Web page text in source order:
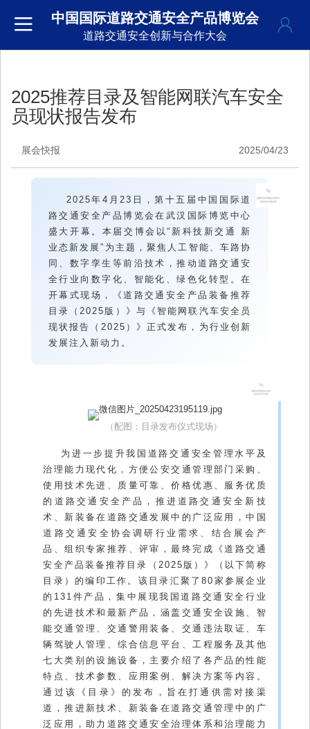
中国国际道路交通安全产品博览会
道路交通安全创新与合作大会
2025推荐目录及智能网联汽车安全
员现状报告发布
展会快报 2025/04/23
2025年4月23日，第十五届中国国际道
路交通安全产品博览会在武汉国际博览中心
盛大开幕。本届交博会以“新科技新交通 新
业态新发展”为主题，聚焦人工智能、车路协
同、数字孪生等前沿技术，推动道路交通安
全行业向数字化、智能化、绿色化转型。在
开幕式现场，《道路交通安全产品装备推荐
目录（2025版）》与《智能网联汽车安全员
现状报告（2025）》正式发布，为行业创新
发展注入新动力。
（配图：目录发布仪式现场）
为进一步提升我国道路交通安全管理水平及
治理能力现代化，方便公安交通管理部门采购、
使用技术先进、质量可靠、价格优惠、服务优质
的道路交通安全产品，推进道路交通安全新技
术、新装备在道路交通发展中的广泛应用，中国
道路交通安全协会调研行业需求、结合展会产
品、组织专家推荐、评审，最终完成《道路交通
安全产品装备推荐目录（2025版）》（以下简称
目录）的编印工作。该目录汇聚了80家参展企业
的131件产品，集中展现我国道路交通安全行业
的先进技术和最新产品，涵盖交通安全设施、智
能交通管理、交通警用装备、交通违法取证、车
辆驾驶人管理、综合信息平台、工程服务及其他
七大类别的设施设备，主要介绍了各产品的性能
特点、技术参数、应用案例、解决方案等内容。
通过该《目录》的发布，旨在打通供需对接渠
道，推进新技术、新装备在道路交通管理中的广
泛应用，助力道路交通安全治理体系和治理能力